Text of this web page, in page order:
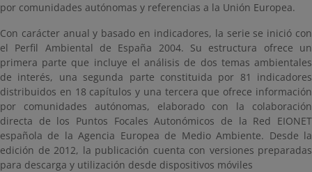
por comunidades autónomas y referencias a la Unión Europea.
Con carácter anual y basado en indicadores, la serie se inició con
el Perfil Ambiental de España 2004. Su estructura ofrece un
primera parte que incluye el análisis de dos temas ambientales
de interés, una segunda parte constituida por 81 indicadores
distribuidos en 18 capítulos y una tercera que ofrece información
por comunidades autónomas, elaborado con la colaboración
directa de los Puntos Focales Autonómicos de la Red EIONET
española de la Agencia Europea de Medio Ambiente. Desde la
edición de 2012, la publicación cuenta con versiones preparadas
para descarga y utilización desde dispositivos móviles